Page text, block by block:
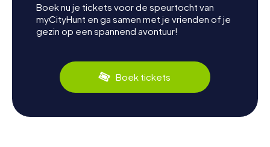
Boek nu je tickets voor de speurtocht van
myCityHunt en ga samen met je vrienden of je
gezin op een spannend avontuur!
Boek tickets